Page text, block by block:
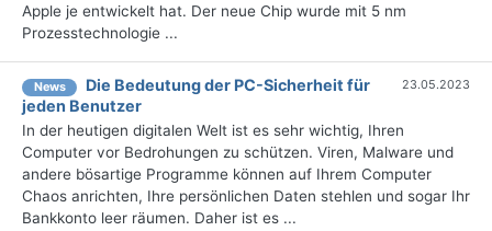
Apple je entwickelt hat. Der neue Chip wurde mit 5 nm
Prozesstechnologie ...
News
Die Bedeutung der PC-Sicherheit für
jeden Benutzer
23.05.2023
In der heutigen digitalen Welt ist es sehr wichtig, Ihren
Computer vor Bedrohungen zu schützen. Viren, Malware und
andere bösartige Programme können auf Ihrem Computer
Chaos anrichten, Ihre persönlichen Daten stehlen und sogar Ihr
Bankkonto leer räumen. Daher ist es ...